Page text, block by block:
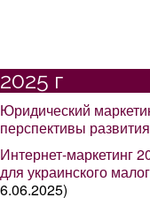
2025 г
Юридический
перспективы
Интернет-маркетинг
для украинского
6.06.2025)